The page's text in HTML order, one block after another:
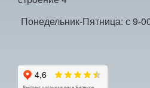
Понедельник-Пятница: с 9-